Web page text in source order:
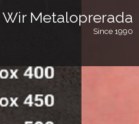
Wir Metaloprerada
Since 1990